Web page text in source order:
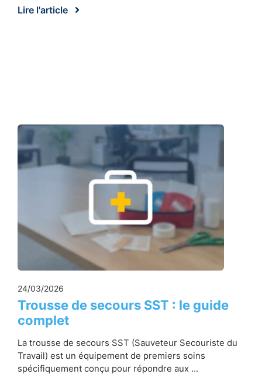
Lire l'article
24/03/2026
Trousse de secours SST : le guide
complet
La trousse de secours SST (Sauveteur Secouriste du
Travail) est un équipement de premiers soins
spécifiquement conçu pour répondre aux ...